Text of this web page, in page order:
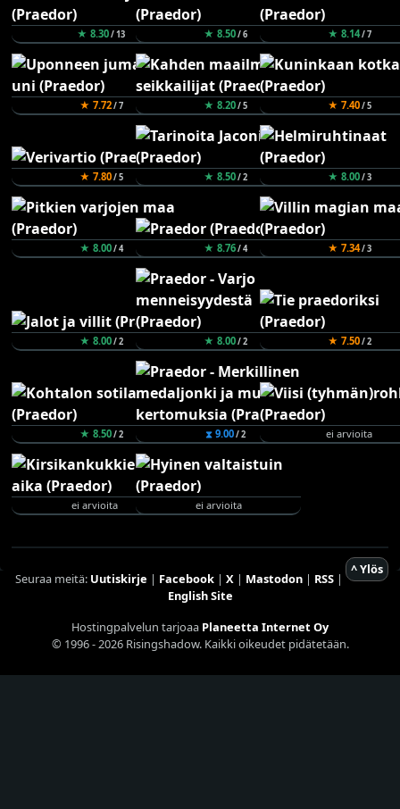
★ 8.30/ 13 ★ 8.50/ 6 ★ 8.14/ 7
★ 7.72/ 7 ★ 8.20/ 5 ★ 7.40/ 5
★ 7.80/ 5 ★ 8.50/ 2 ★ 8.00/ 3
★ 8.00/ 4 ★ 8.76/ 4 ★ 7.34/ 3
★ 8.00/ 2 ★ 8.00/ 2 ★ 7.50/ 2
★ 8.50/ 2 ⧗ 9.00/ 2 ei arvioita
ei arvioita ei arvioita
^ Ylös
Seuraa meitä: Uutiskirje | Facebook| X| Mastodon| RSS|
English Site
Hostingpalvelun tarjoaa Planeetta Internet Oy
© 1996 - 2026 Risingshadow. Kaikki oikeudet pidätetään.